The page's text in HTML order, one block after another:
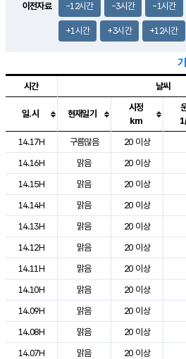
이전자료 -12시간 -3시간 -1시간
+1시간 +3시간 +12시간
도시별 기상실황표로 지점, 날씨, 기온,
시간 날씨
일.시 현재일기
시정
km
14.17H
구름많음 20 이상
14.16H
맑음 20 이상
14.15H
맑음 20 이상
14.14H
맑음 20 이상
14.13H
맑음 20 이상
14.12H
맑음 20 이상
14.11H
맑음 20 이상
14.10H
맑음 20 이상
14.09H
맑음 20 이상
14.08H
맑음 20 이상
14.07H
맑음 20 이상